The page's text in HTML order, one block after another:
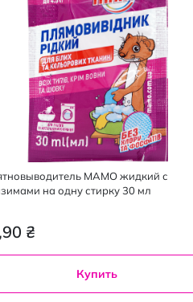
МАМО жидкий с
на одну стирку 30 мл
₴
Купить